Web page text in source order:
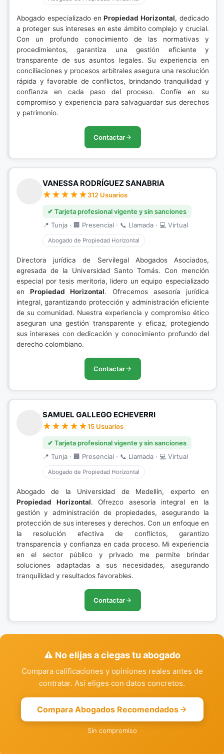
Abogado especializado enPropiedad Horizontal, dedicado
a proteger sus intereses en este ámbito complejo y crucial.
Con un profundo conocimiento de las normativas y
procedimientos, garantiza una gestión eficiente y
transparente de sus asuntos legales. Su experiencia en
conciliaciones y procesos arbitrales asegura una resolución
rápida y favorable de conflictos, brindando tranquilidad y
confianza en cada paso del proceso. Confíe en su
compromiso y experiencia para salvaguardar sus derechos
y patrimonio.
Contactar
VANESSA RODRÍGUEZ SANABRIA
312 Usuarios
✔ Tarjeta profesional vigente y sin sanciones
📍 Tunja · 🏢 Presencial · 📞 Llamada · 💻 Virtual
Abogado de Propiedad Horizontal
Directora jurídica de Servilegal Abogados Asociados,
egresada de la Universidad Santo Tomás. Con mención
especial por tesis meritoria, lidero un equipo especializado
enPropiedad Horizontal. Ofrecemos asesoría jurídica
integral, garantizando protección y administración eficiente
de su comunidad. Nuestra experiencia y compromiso ético
aseguran una gestión transparente y eficaz, protegiendo
sus intereses con dedicación y conocimiento profundo del
derecho colombiano.
Contactar
SAMUEL GALLEGO ECHEVERRI
15 Usuarios
✔ Tarjeta profesional vigente y sin sanciones
📍 Tunja · 🏢 Presencial · 📞 Llamada · 💻 Virtual
Abogado de Propiedad Horizontal
Abogado de la Universidad de Medellín, experto en
Propiedad Horizontal. Ofrezco asesoría integral en la
gestión y administración de propiedades, asegurando la
protección de sus intereses y derechos. Con un enfoque en
la resolución efectiva de conflictos, garantizo
transparencia y confianza en cada proceso. Mi experiencia
en el sector público y privado me permite brindar
soluciones adaptadas a sus necesidades, asegurando
tranquilidad y resultados favorables.
Contactar
⚠️ No elijas a ciegas tu abogado
Compara calificaciones y opiniones reales antes de
contratar. Así eliges con datos concretos.
Compara Abogados Recomendados
Sin compromiso